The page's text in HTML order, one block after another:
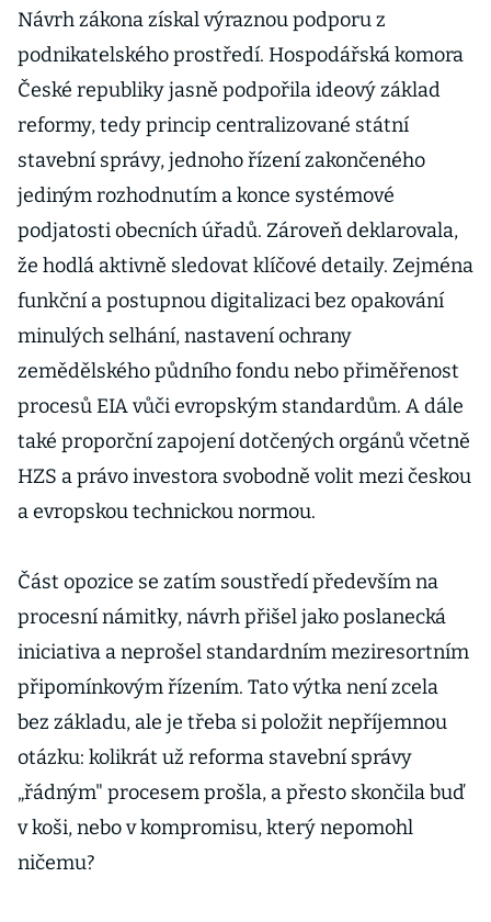
Návrh zákona získal výraznou podporu z
podnikatelského prostředí. Hospodářská komora
České republiky jasně podpořila ideový základ
reformy, tedy princip centralizované státní
stavební správy, jednoho řízení zakončeného
jediným rozhodnutím a konce systémové
podjatosti obecních úřadů. Zároveň deklarovala,
že hodlá aktivně sledovat klíčové detaily. Zejména
funkční a postupnou digitalizaci bez opakování
minulých selhání, nastavení ochrany
zemědělského půdního fondu nebo přiměřenost
procesů EIA vůči evropským standardům. A dále
také proporční zapojení dotčených orgánů včetně
HZS a právo investora svobodně volit mezi českou
a evropskou technickou normou.
Část opozice se zatím soustředí především na
procesní námitky, návrh přišel jako poslanecká
iniciativa a neprošel standardním meziresortním
připomínkovým řízením. Tato výtka není zcela
bez základu, ale je třeba si položit nepříjemnou
otázku: kolikrát už reforma stavební správy
„řádným" procesem prošla, a přesto skončila buď
v koši, nebo v kompromisu, který nepomohl
ničemu?